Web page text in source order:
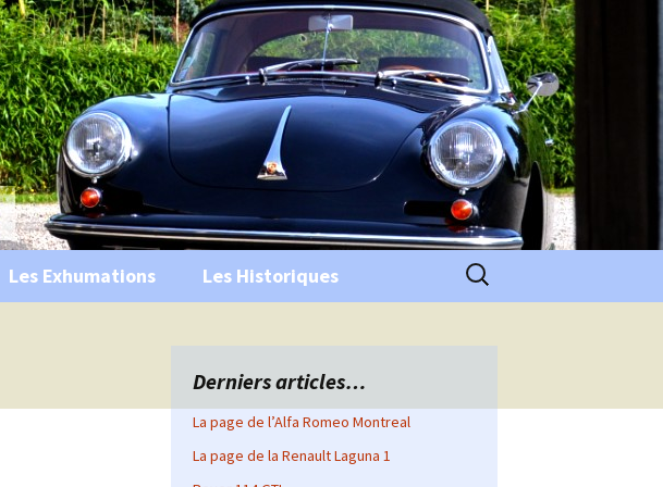
Les Exhumations Les Historiques Rechercher :
Derniers articles…
La page de l’Alfa Romeo Montreal
La page de la Renault Laguna 1